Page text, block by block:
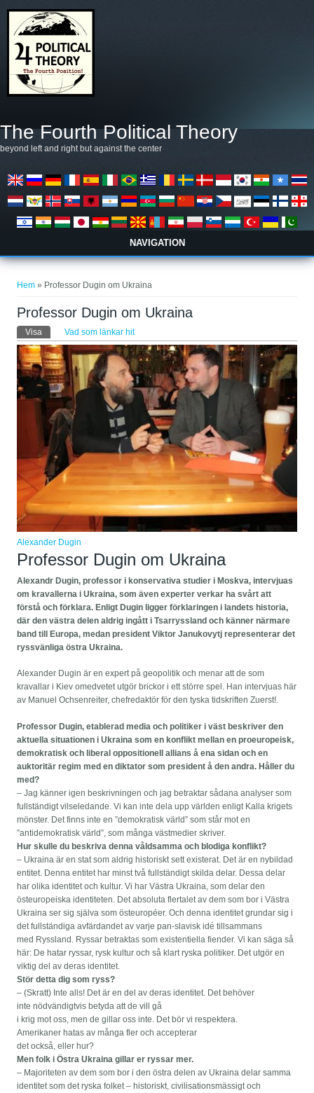
The Fourth Political Theory
beyond left and right but against the center
NAVIGATION
Hem » Professor Dugin om Ukraina
Professor Dugin om Ukraina
Primära flikar
Visa (aktiv flik)Vad som länkar hit
Alexander Dugin
Professor Dugin om Ukraina
Alexandr Dugin, professor i konservativa studier i Moskva, intervjuas
om kravallerna i Ukraina, som även experter verkar ha svårt att
förstå och förklara. Enligt Dugin ligger förklaringen i landets historia,
där den västra delen aldrig ingått i Tsarryssland och känner närmare
band till Europa, medan president Viktor Janukovytj representerar det
ryssvänliga östra Ukraina.
Alexander Dugin är en expert på geopolitik och menar att de som
kravallar i Kiev omedvetet utgör brickor i ett större spel. Han intervjuas här
av Manuel Ochsenreiter, chefredaktör för den tyska tidskriften Zuerst!.
Professor Dugin, etablerad media och politiker i väst beskriver den
aktuella situationen i Ukraina som en konflikt mellan en proeuropeisk,
demokratisk och liberal oppositionell allians å ena sidan och en
auktoritärregim med en diktator som president å den andra. Håller du
med?
– Jag känner igen beskrivningen och jag betraktar sådana analyser som
fullständigt vilseledande. Vi kan inte dela upp världen enligt Kalla krigets
mönster. Det finns inte en ”demokratisk värld” som står mot en
”antidemokratisk värld”, som många västmedier skriver.
Hur skulle du beskriva denna våldsamma och blodiga konflikt?
– Ukraina är en stat som aldrig historiskt sett existerat. Det är en nybildad
entitet. Denna entitet har minst två fullständigt skilda delar. Dessa delar
har olika identitet och kultur. Vi har Västra Ukraina, som delar den
östeuropeiska identiteten. Det absoluta flertalet av dem som bor i Västra
Ukraina ser sig själva som östeuropéer. Och denna identitet grundar sig i
det fullständiga avfärdandet av varje pan-slavisk idé tillsammans
med Ryssland. Ryssar betraktas som existentiella fiender. Vi kan säga så
här: De hatar ryssar, rysk kultur och så klart ryska politiker. Det utgör en
viktig del av deras identitet.
Stör detta dig som ryss?
– (Skratt) Inte alls! Det är en del av deras identitet. Det behöver
inte nödvändigtvis betyda att de vill gå
i krig mot oss, men de gillar oss inte. Det bör vi respektera.
Amerikaner hatas av många fler och accepterar
det också, eller hur?
Men folk i Östra Ukraina gillar er ryssar mer.
– Majoriteten av dem som bor i den östra delen av Ukraina delar samma
identitet som det ryska folket – historiskt, civilisationsmässigt och